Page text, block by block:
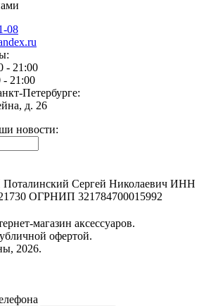
08
- 21:00
21:00
Петербурге:
д. 26
новости:
Сергей Николаевич ИНН
ОГРНИП 321784700015992
магазин аксессуаров.
офертой.
2026.